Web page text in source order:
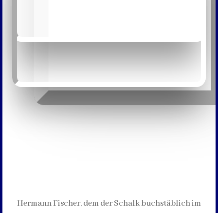
Hermann Fischer, dem der Schalk buchstäblich im